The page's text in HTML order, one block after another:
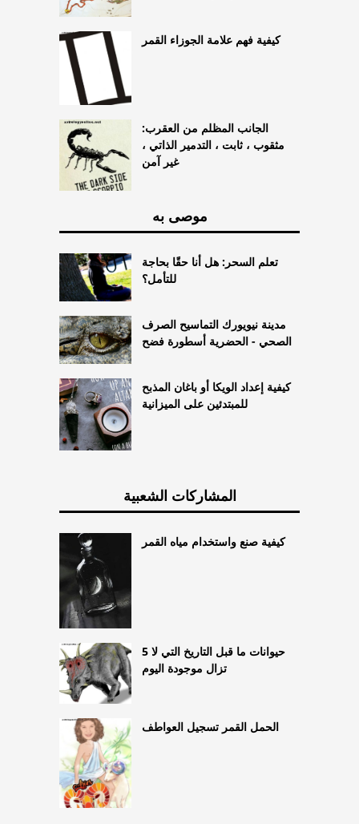
كيفية فهم علامة الجوزاء القمر
الجانب المظلم من العقرب:
مثقوب ، ثابت ، التدمير الذاتي ،
غير آمن
موصى به
تعلم السحر: هل أنا حقًا بحاجة
للتأمل؟
مدينة نيويورك التماسيح الصرف
الصحي - الحضرية أسطورة فضح
كيفية إعداد الويكا أو باغان المذبح
للمبتدئين على الميزانية
المشاركات الشعبية
كيفية صنع واستخدام مياه القمر
5 حيوانات ما قبل التاريخ التي لا
تزال موجودة اليوم
الحمل القمر تسجيل العواطف